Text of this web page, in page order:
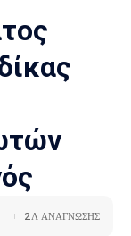
2Λ ΑΝΑΓΝΩΣΗΣ